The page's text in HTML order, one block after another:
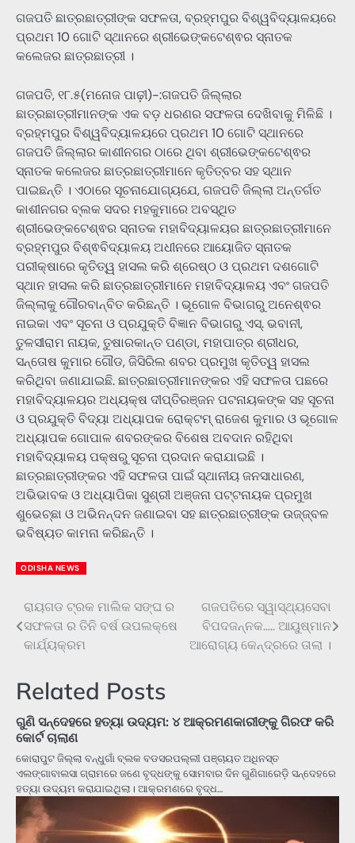
ଗଜପତି ଛାତ୍ରଛାତ୍ରୀଙ୍କ ସଫଳତା, ବ୍ରହ୍ମପୁର ବିଶ୍ୱବିଦ୍ୟାଳୟରେ
ପ୍ରଥମ 10 ଗୋଟି ସ୍ଥାନରେ ଶ୍ରୀଭେଙ୍କଟେଶ୍ଵର ସ୍ନାତକ
କଲେଜର ଛାତ୍ରଛାତ୍ରୀ ।
ଗଜପତି, ୧୮.୫(ମନୋଜ ପାଢ଼ୀ)-:ଗଜପତି ଜିଲ୍ଲାର
ଛାତ୍ରଛାତ୍ରୀମାନଙ୍କ ଏକ ବଡ଼ ଧରଣର ସଫଳତା ଦେଖିବାକୁ ମିଳିଛି ।
ବ୍ରହ୍ମପୁର ବିଶ୍ୱବିଦ୍ୟାଳୟରେ ପ୍ରଥମ 10 ଗୋଟି ସ୍ଥାନରେ
ଗଜପତି ଜିଲ୍ଲାର କାଶୀନଗର ଠାରେ ଥିବା ଶ୍ରୀଭେଙ୍କଟେଶ୍ଵର
ସ୍ନାତକ କଲେଜର ଛାତ୍ରଛାତ୍ରୀମାନେ କୃତିତ୍ବର ସହ ସ୍ଥାନ
ପାଇଛନ୍ତି । ଏଠାରେ ସୂଚନାଯୋଗ୍ୟଯେ, ଗଜପତି ଜିଲ୍ଲା ଅନ୍ତର୍ଗତ
କାଶୀନଗର ବ୍ଲକ ସଦର ମହକୁମାରେ ଅବସ୍ଥିତ
ଶ୍ରୀଭେଙ୍କଟେଶ୍ଵର ସ୍ନାତକ ମହାବିଦ୍ୟାଳୟର ଛାତ୍ରଛାତ୍ରୀମାନେ
ବ୍ରହ୍ମପୁର ବିଶ୍ଵବିଦ୍ୟାଳୟ ଅଧୀନରେ ଆୟୋଜିତ ସ୍ନାତକ
ପରୀକ୍ଷାରେ କୃତିତ୍ୱ ହାସଲ କରି ଶ୍ରେଷ୍ଠ ଓ ପ୍ରଥମ ଦଶଗୋଟି
ସ୍ଥାନ ହାସଲ କରି ଛାତ୍ରଛାତ୍ରୀମାନେ ମହାବିଦ୍ୟାଳୟ ଏବଂ ଗଜପତି
ଜିଲ୍ଲାକୁ ଗୌରବାନ୍ବିତ କରିଛନ୍ତି । ଭୂଗୋଳ ବିଭାଗରୁ ଅନେଶ୍ଵର
ନାଇକା ଏବଂ ସୂଚନା ଓ ପ୍ରଯୁକ୍ତି ବିଜ୍ଞାନ ବିଭାଗରୁ ଏସ୍. ଭବାନୀ,
ତୁଳସୀରାମ ନାୟକ, ତୁଷାରକାନ୍ତ ପଣ୍ଡା, ମହାପାତ୍ର ଶ୍ରୀଧର,
ସନ୍ତୋଷ କୁମାର ଗୌଡ, ଜିସିରିଲ ଶବର ପ୍ରମୁଖ କୃତିତ୍ୱ ହାସଲ
କରିଥିବା ଜଣାଯାଇଛି. ଛାତ୍ରଛାତ୍ରୀମାନଙ୍କର ଏହି ସଫଳତା ପଛରେ
ମହାବିଦ୍ୟାଳୟର ଅଧ୍ୟକ୍ଷ ଦୀପ୍ତିରଞ୍ଜନ ପଟନାୟକଙ୍କ ସହ ସୂଚନା
ଓ ପ୍ରଯୁକ୍ତି ବିଦ୍ୟା ଅଧ୍ୟାପକ ରୋକ୍ଟମ୍ ରାଜେଶ କୁମାର ଓ ଭୂଗୋଳ
ଅଧ୍ୟାପକ ଗୋପାଳ ଶବରଙ୍କର ବିଶେଷ ଅବଦାନ ରହିଥିବା
ମହାବିଦ୍ୟାଳୟ ପକ୍ଷରୁ ସୂଚନା ପ୍ରଦାନ କରାଯାଇଛି ।
ଛାତ୍ରଛାତ୍ରୀଙ୍କର ଏହି ସଫଳତା ପାଇଁ ସ୍ଥାନୀୟ ଜନସାଧାରଣ,
ଅଭିଭାବକ ଓ ଅଧ୍ୟାପିକା ସୁଶ୍ରୀ ଅଞ୍ଜନା ପଟ୍ଟନାୟକ ପ୍ରମୁଖ
ଶୁଭେଚ୍ଛା ଓ ଅଭିନନ୍ଦନ ଜଣାଇବା ସହ ଛାତ୍ରଛାତ୍ରୀଙ୍କ ଉଜ୍ଜ୍ବଳ
ଭବିଷ୍ୟତ କାମନା କରିଛନ୍ତି ।
ODISHA NEWS
Post
navigation
ରାୟଗଡ ଟ୍ରକ ମାଲିକ ସଙ୍ଘ ର
ସଫଳତା ର ତିନି ବର୍ଷ ଉପଲକ୍ଷେ
କାର୍ଯ୍ୟକ୍ରମ
ଗଜପତିରେ ସ୍ୱାସ୍ଥ୍ୟସେବା
ବିପଦଜନ୍ନକ….. ଆୟୁଷ୍ମାନ
ଆରୋଗ୍ୟ କେନ୍ଦ୍ରରେ ତାଲା ।
Related Posts
ଗୁଣି ସନ୍ଦେହରେ ହତ୍ୟା ଉଦ୍ୟମ: ୪ ଆକ୍ରମଣକାରୀଙ୍କୁ ଗିରଫ କରି
କୋର୍ଟ ଚାଲାଣ
କୋରାପୁଟ ଜିଲ୍ଲା ବନ୍ଧୁଗାଁ ବ୍ଲକ ବଡସରପଲ୍ଲୀ ପଞ୍ଚାୟତ ଅଧିନସ୍ତ
ଏଲଙ୍ଗାବାଲସା ଗ୍ରାମରେ ଜଣେ ବୃଦ୍ଧଙ୍କୁ ସୋମବାର ଦିନ ଗୁଣିଗାରେଡ଼ି ସନ୍ଦେହରେ
ହତ୍ୟା ଉଦ୍ୟମ କରାଯାଇଥିଲା। ଆକ୍ରମଣରେ ବୃଦ୍ଧ…